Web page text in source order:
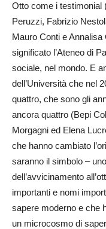
Otto come i testimonial
Peruzzi, Fabrizio
Mauro Conti e
significato l’Ateneo di
sociale, nel mondo. E
dell’Università che nel
quattro, che sono gli
ancora quattro (Bepi
Morgagni ed Elena
che hanno cambiato
saranno il simbolo –
dell’avvicinamento
importanti e nomi
sapere moderno e che
un microcosmo di